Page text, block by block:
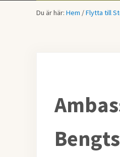
Du är här: Hem /Flytta till